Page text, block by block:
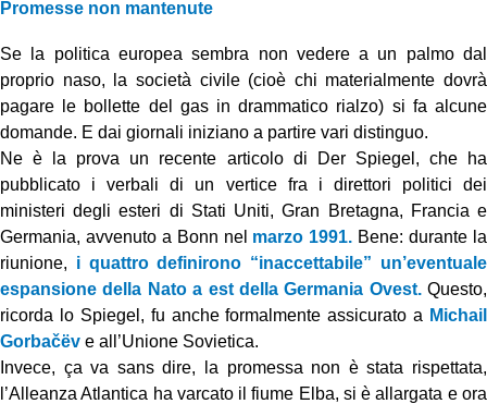
Promesse non mantenute
Se la politica europea sembra non vedere a un palmo dal
proprio naso, la società civile (cioè chi materialmente dovrà
pagare le bollette del gas in drammatico rialzo) si fa alcune
domande. E dai giornali iniziano a partire vari distinguo.
Ne è la prova un recente articolo di Der Spiegel, che ha
pubblicato i verbali di un vertice fra i direttori politici dei
ministeri degli esteri di Stati Uniti, Gran Bretagna, Francia e
Germania, avvenuto a Bonn nel marzo 1991. Bene: durante la
riunione, i quattro definirono “inaccettabile” un’eventuale
espansione della Nato a est della Germania Ovest.Questo,
ricorda lo Spiegel, fu anche formalmente assicurato a Michail
Gorbačëv e all’Unione Sovietica.
Invece, ça va sans dire, la promessa non è stata rispettata,
l’Alleanza Atlantica ha varcato il fiume Elba, si è allargata e ora